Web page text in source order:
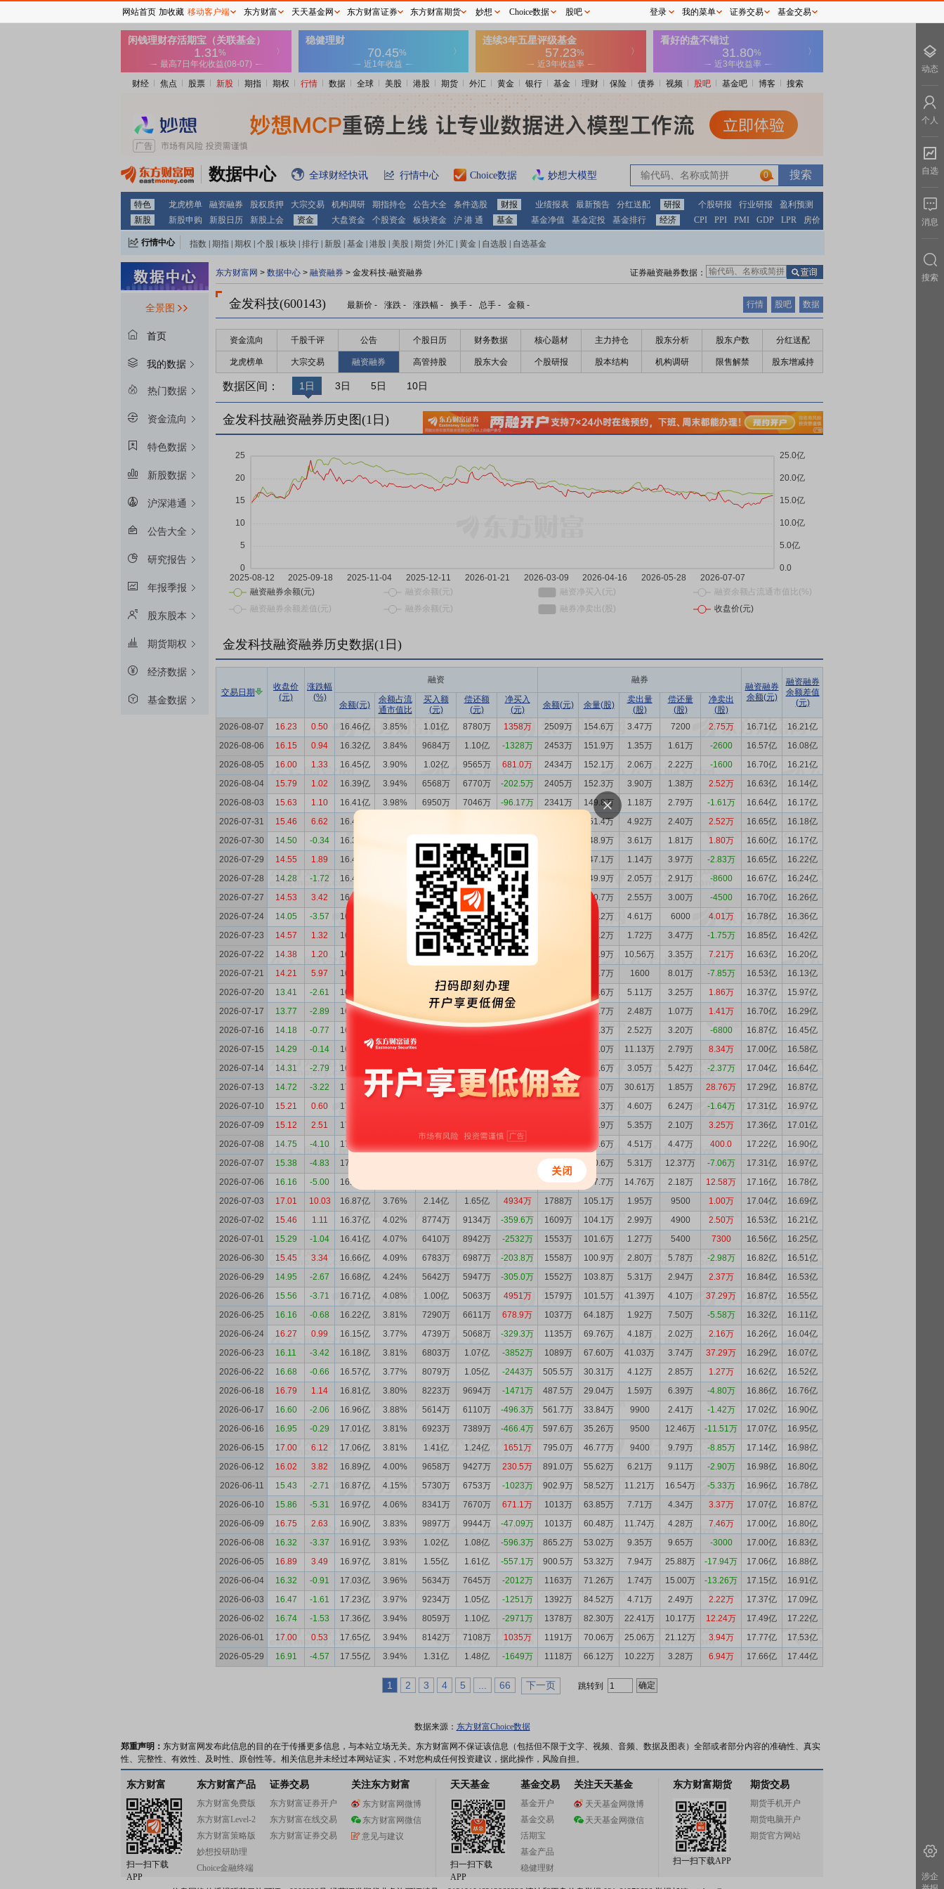
财经 焦点 股票 新股 期指 期权 行情 数据 全球 美股 港股 期货 外汇 黄金 银行 基金 理财 保险 债券 视频 股吧 基金吧 博客 搜索
数据中心 全球财经快讯 行情中心 Choice数据 妙想大模型 0
特色 龙虎榜单 融资融券 股权质押 大宗交易 机构调研 期指持仓 公告大全 条件选股 财报 业绩报表 最新预告 分红送配 研报 个股研报 行业研报
盈利预测
新股
新股申购 新股日历 新股上会 资金 大盘资金 个股资金 板块资金 沪 港 通 基金 基金净值 基金定投 基金排行 经济 CPI PPI PMI GDP LPR 房价
行情中心 指数 期指 期权 个股 板块 排行 新股 基金 港股 美股 期货 外汇 黄金 自选股 自选基金
全景图
首页
我的数据
热门数据
资金流向
特色数据
新股数据
沪深港通
公告大全
研究报告
年报季报
股东股本
期货期权
经济数据
基金数据
东方财富网 > 数据中心 > 融资融券 > 金发科技-融资融券 证券融资融券数据：
金发科技(600143) 最新价 - 涨跌 - 涨跌幅 - 换手 - 总手 - 金额 - 行情 股吧 数据
资金流向 千股千评 公告 个股日历 财务数据 核心题材 主力持仓 股东分析 股东户数 分红送配
龙虎榜单 大宗交易 融资融券 高管持股 股东大会 个股研报 股本结构 机构调研 限售解禁 股东增减持
数据区间： 1日 3日 5日 10日
金发科技融资融券历史图(1 日)
金发科技融资融券历史数据(1 日)
交易日期
收盘价
(元)
涨跌幅
(%)
融资 融券
融资融券
余额(元)
融资融券
余额差值
(元)
余额(元)
余额占流
通市值比
买入额
(元)
偿还额
(元)
净买入
(元)
余额(元) 余量(股)
卖出量
(股)
偿还量
(股)
净卖出
(股)
2026-08-07
16.23 0.50 16.46亿 3.85% 1.01亿 8780万 1358万 2509万 154.6万 3.47万 7200 2.75万 16.71亿
16.21亿
2026-08-06
16.15 0.94 16.32亿 3.84% 9684万 1.10亿 -1328万 2453万 151.9万 1.35万 1.61万 -2600 16.57亿
16.08亿
2026-08-05
16.00 1.33 16.45亿 3.90% 1.02亿 9565万 681.0万 2434万 152.1万 2.06万 2.22万 -1600 16.70亿
16.21亿
2026-08-04
15.79 1.02 16.39亿 3.94% 6568万 6770万 -202.5万 2405万 152.3万 3.90万 1.38万 2.52万 16.63亿
16.14亿
2026-08-03
15.63 1.10 16.41亿 3.98% 6950万 7046万 -96.17万 2341万 149.8万 1.18万 2.79万 -1.61万 16.64亿
16.17亿
2026-07-31
15.46 6.62 16.42亿 151.4万 4.92万 2.40万 2.52万 16.65亿
16.18亿
2026-07-30
14.50 -0.34 16.38亿 148.9万 3.61万 1.81万 1.80万 16.60亿
16.17亿
2026-07-29
14.55 1.89 16.44亿 3439万 3627万 -188.8万 147.1万 1.14万 3.97万 -2.83万 16.65亿
16.22亿
2026-07-28
14.28 -1.72 16.46亿 2578万 2850万 -272.2万 149.9万 2.05万 2.91万 -8600 16.67亿
16.24亿
2026-07-27
14.53 3.42 16.48亿 2838万 3702万 -864.2万 150.7万 2.55万 3.00万 -4500 16.70亿
16.26亿
2026-07-24
14.05 -3.57 16.57亿 2393万 3067万 -673.8万 151.2万 4.61万 6000 4.01万 16.78亿
16.36亿
2026-07-23
14.57 1.32 16.64亿 5874万 3671万 2203万 147.2万 1.72万 3.47万 -1.75万 16.85亿
16.42亿
2026-07-22
14.38 1.20 16.42亿 4901万 4020万 881.5万 148.9万 10.56万 3.35万 7.21万 16.63亿
16.20亿
2026-07-21
14.21 5.97 16.33亿 141.7万 1600 8.01万 -7.85万 16.53亿
16.13亿
2026-07-20
13.41 -2.61 16.17亿 4482万 7727万 -3245万 149.6万 5.11万 3.25万 1.86万 16.37亿
15.97亿
2026-07-17
13.77 -2.89 16.49亿 4.55% 3235万 4873万 -1638万 2034万 147.7万 2.48万 1.07万 1.41万 16.70亿
16.29亿
2026-07-16
14.18 -0.77 16.66亿 2136万 3407万 -1270万 146.3万 2.52万 3.20万 -6800 16.87亿
16.45亿
2026-07-15
14.29 -0.14 16.79亿 4.46% 147.0万 11.13万 2.79万 8.34万 17.00亿
16.58亿
2026-07-14
14.31 -2.79 16.84亿 4.47% 4151万 6536万 -2385万 1984万 138.6万 3.05万 5.42万 -2.37万 17.04亿
16.64亿
2026-07-13
14.72 -3.22 17.08亿 4.40% 3179万 3785万 -605.6万 2076万 141.0万 30.61万 1.85万 28.76万 17.29亿
16.87亿
2026-07-10
15.21 0.60 17.14亿 112.3万 4.60万 6.24万 -1.64万 17.31亿
16.97亿
2026-07-09
15.12 2.51 17.18亿 113.9万 5.35万 2.10万 3.25万 17.36亿
17.01亿
2026-07-08
14.75 -4.10 17.06亿 -750.1万 110.6万 4.51万 4.47万 400.0 17.22亿
16.90亿
2026-07-07
15.38 -4.83 17.14亿 1701万 110.6万 5.31万 12.37万 -7.06万 17.31亿
16.97亿
2026-07-06
16.16 -5.00 16.97亿 1901万 117.7万 14.76万 2.18万 12.58万 17.16亿
16.78亿
2026-07-03
17.01 10.03 16.87亿 3.76% 2.14亿 1.65亿 4934万 1788万 105.1万 1.95万 9500 1.00万 17.04亿
16.69亿
2026-07-02
15.46 1.11 16.37亿 4.02% 8774万 9134万 -359.6万 1609万 104.1万 2.99万 4900 2.50万 16.53亿
16.21亿
2026-07-01
15.29 -1.04 16.41亿 4.07% 6410万 8942万 -2532万 1553万 101.6万 1.27万 5400 7300 16.56亿
16.25亿
2026-06-30
15.45 3.34 16.66亿 4.09% 6783万 6987万 -203.8万 1558万 100.9万 2.80万 5.78万 -2.98万 16.82亿
16.51亿
2026-06-29
14.95 -2.67 16.68亿 4.24% 5642万 5947万 -305.0万 1552万 103.8万 5.31万 2.94万 2.37万 16.84亿
16.53亿
2026-06-26
15.56 -3.71 16.71亿 4.08% 1.00亿 5063万 4951万 1579万 101.5万 41.39万 4.10万 37.29万 16.87亿
16.55亿
2026-06-25
16.16 -0.68 16.22亿 3.81% 7290万 6611万 678.9万 1037万 64.18万 1.92万 7.50万 -5.58万 16.32亿
16.11亿
2026-06-24
16.27 0.99 16.15亿 3.77% 4739万 5068万 -329.3万 1135万 69.76万 4.18万 2.02万 2.16万 16.26亿
16.04亿
2026-06-23
16.11 -3.42 16.18亿 3.81% 6803万 1.07亿 -3852万 1089万 67.60万 41.03万 3.74万 37.29万 16.29亿
16.07亿
2026-06-22
16.68 -0.66 16.57亿 3.77% 8079万 1.05亿 -2443万 505.5万 30.31万 4.12万 2.85万 1.27万 16.62亿
16.52亿
2026-06-18
16.79 1.14 16.81亿 3.80% 8223万 9694万 -1471万 487.5万 29.04万 1.59万 6.39万 -4.80万 16.86亿
16.76亿
2026-06-17
16.60 -2.06 16.96亿 3.88% 5614万 6110万 -496.3万 561.7万 33.84万 9900 2.41万 -1.42万 17.02亿
16.90亿
2026-06-16
16.95 -0.29 17.01亿 3.81% 6923万 7389万 -466.4万 597.6万 35.26万 9500 12.46万 -11.51万 17.07亿
16.95亿
2026-06-15
17.00 6.12 17.06亿 3.81% 1.41亿 1.24亿 1651万 795.0万 46.77万 9400 9.79万 -8.85万 17.14亿
16.98亿
2026-06-12
16.02 3.82 16.89亿 4.00% 9658万 9427万 230.5万 891.0万 55.62万 6.21万 9.11万 -2.90万 16.98亿
16.80亿
2026-06-11
15.43 -2.71 16.87亿 4.15% 5730万 6753万 -1023万 902.9万 58.52万 11.21万 16.54万 -5.33万 16.96亿
16.78亿
2026-06-10
15.86 -5.31 16.97亿 4.06% 8341万 7670万 671.1万 1013万 63.85万 7.71万 4.34万 3.37万 17.07亿
16.87亿
2026-06-09
16.75 2.63 16.90亿 3.83% 9897万 9944万 -47.09万 1013万 60.48万 11.74万 4.28万 7.46万 17.00亿
16.80亿
2026-06-08
16.32 -3.37 16.91亿 3.93% 1.02亿 1.08亿 -596.3万 865.2万 53.02万 9.35万 9.65万 -3000 17.00亿
16.83亿
2026-06-05
16.89 3.49 16.97亿 3.81% 1.55亿 1.61亿 -557.1万 900.5万 53.32万 7.94万 25.88万 -17.94万 17.06亿
16.88亿
2026-06-04
16.32 -0.91 17.03亿 3.96% 5634万 7645万 -2012万 1163万 71.26万 1.74万 15.00万 -13.26万 17.15亿
16.91亿
2026-06-03
16.47 -1.61 17.23亿 3.97% 9234万 1.05亿 -1251万 1392万 84.52万 4.71万 2.49万 2.22万 17.37亿
17.09亿
2026-06-02
16.74 -1.53 17.36亿 3.94% 8059万 1.10亿 -2971万 1378万 82.30万 22.41万 10.17万 12.24万 17.49亿
17.22亿
2026-06-01
17.00 0.53 17.65亿 3.94% 8142万 7108万 1035万 1191万 70.06万 25.06万 21.12万 3.94万 17.77亿
17.53亿
2026-05-29
16.91 -4.57 17.55亿 3.94% 1.31亿 1.48亿 -1649万 1118万 66.12万 10.22万 3.28万 6.94万 17.66亿 17.44亿
1 2 3 4 5 66 下一页 跳转到
数据来源： 东方财富Choice数据
郑重声明： 东方财富网发布此信息的目的在于传播更多信息，与本站立场无关。东方财富网不保证该信息（包括但不限于文字、视频、音频、数据及图表）全部或者部分内容的准确性、真实
性、完整性、有效性、及时性、原创性等。相关信息并未经过本网站证实，不对您构成任何投资建议，据此操作，风险自担。
东方财富
扫一扫下载
APP
东方财富产品
东方财富免费版
东方财富Level-2
东方财富策略版
妙想投研助理
Choice金融终端
证券交易
东方财富证券开户
东方财富在线交易
东方财富证券交易
关注东方财富
东方财富网微博
东方财富网微信
意见与建议
天天基金
扫一扫下载
APP
基金交易
基金开户
基金交易
活期宝
基金产品
稳健理财
关注天天基金
天天基金网微博
天天基金网微信
东方财富期货
扫一扫下载APP
期货交易
期货手机开户
期货电脑开户
期货官方网站
网站首页 加收藏 移动客户端 东方财富 天天基金网 东方财富证券 东方财富期货 妙想 Choice数据 股吧 登录 我的菜单 证券交易 基金交易
动态
个人
自选
消息
搜索
涉企